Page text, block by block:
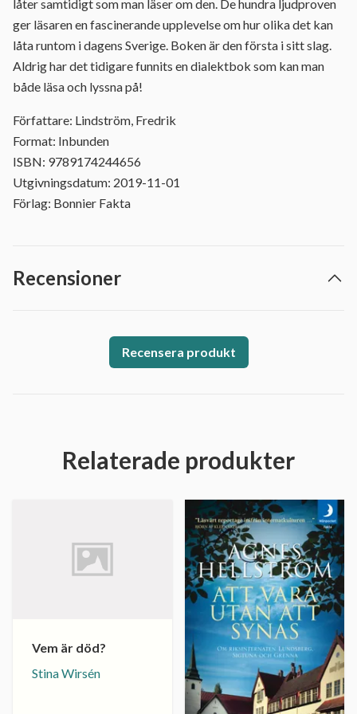
låter samtidigt som man läser om den. De hundra ljudproven
ger läsaren en fascinerande upplevelse om hur olika det kan
låta runtom i dagens Sverige. Boken är den första i sitt slag.
Aldrig har det tidigare funnits en dialektbok som kan man
både läsa och lyssna på!
Författare: Lindström, Fredrik
Format: Inbunden
ISBN: 9789174244656
Utgivningsdatum: 2019-11-01
Förlag: Bonnier Fakta
Recensioner
Recensera produkt
Relaterade produkter
Vem är död?
Stina Wirsén